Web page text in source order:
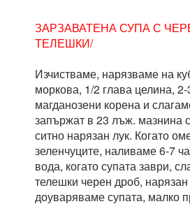
ЗАРЗАВАТЕНА СУПА С
ТЕЛЕШКИ/
Изчистваме, нарязваме на
моркова, 1/2 глава целина, 2-
магданозени корена и
запържат в 23 лъж. мазнина
ситно нарязан лук. Когато
зеленчуците, наливаме 6-7
вода, когато супата заври,
телешки черен дроб, нарязан
доуваряваме супата, малко